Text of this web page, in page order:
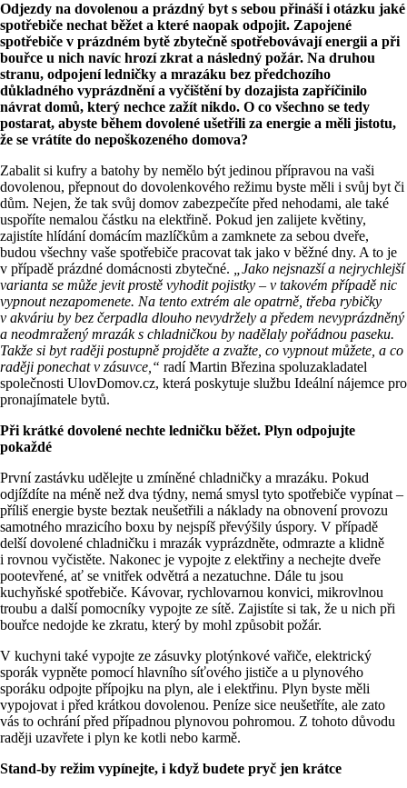
Odjezdy na dovolenou a prázdný byt s sebou přináší i otázku jaké
spotřebiče nechat běžet a které naopak odpojit. Zapojené
spotřebiče v prázdném bytě zbytečně spotřebovávají energii a při
bouřce u nich navíc hrozí zkrat a následný požár. Na druhou
stranu, odpojení ledničky a mrazáku bez předchozího
důkladného vyprázdnění a vyčištění by dozajista zapříčinilo
návrat domů, který nechce zažít nikdo. O co všechno se tedy
postarat, abyste během dovolené ušetřili za energie a měli jistotu,
že se vrátíte do nepoškozeného domova?
Zabalit si kufry a batohy by nemělo být jedinou přípravou na vaši
dovolenou, přepnout do dovolenkového režimu byste měli i svůj byt či
dům. Nejen, že tak svůj domov zabezpečíte před nehodami, ale také
uspoříte nemalou částku na elektřině. Pokud jen zalijete květiny,
zajistíte hlídání domácím mazlíčkům a zamknete za sebou dveře,
budou všechny vaše spotřebiče pracovat tak jako v běžné dny. A to je
v případě prázdné domácnosti zbytečné.
„Jako nejsnazší a nejrychlejší
varianta se může jevit prostě vyhodit pojistky – v takovém případě nic
vypnout nezapomenete. Na tento extrém ale opatrně, třeba rybičky
v akváriu by bez čerpadla dlouho nevydržely a předem nevyprázdněný
a neodmražený mrazák s chladničkou by nadělaly pořádnou paseku.
Takže si byt raději postupně projděte a zvažte, co vypnout můžete, a co
raději ponechat v zásuvce,“ radí Martin Březina spoluzakladatel
společnosti UlovDomov.cz, která poskytuje službu Ideální nájemce pro
pronajímatele bytů.
Při krátké dovolené nechte ledničku běžet. Plyn odpojujte
pokaždé
První zastávku udělejte u zmíněné chladničky a mrazáku. Pokud
odjíždíte na méně než dva týdny, nemá smysl tyto spotřebiče vypínat –
příliš energie byste beztak neušetřili a náklady na obnovení provozu
samotného mrazicího boxu by nejspíš převýšily úspory. V případě
delší dovolené chladničku i mrazák vyprázdněte, odmrazte a klidně
i rovnou vyčistěte. Nakonec je vypojte z elektřiny a nechejte dveře
pootevřené, ať se vnitřek odvětrá a nezatuchne. Dále tu jsou
kuchyňské spotřebiče. Kávovar, rychlovarnou konvici, mikrovlnou
troubu a další pomocníky vypojte ze sítě. Zajistíte si tak, že u nich při
bouřce nedojde ke zkratu, který by mohl způsobit požár.
V kuchyni také vypojte ze zásuvky plotýnkové vařiče, elektrický
sporák vypněte pomocí hlavního síťového jističe a u plynového
sporáku odpojte přípojku na plyn, ale i elektřinu. Plyn byste měli
vypojovat i před krátkou dovolenou. Peníze sice neušetříte, ale zato
vás to ochrání před případnou plynovou pohromou. Z tohoto důvodu
raději uzavřete i plyn ke kotli nebo karmě.
Stand-by režim vypínejte, i když budete pryč jen krátce